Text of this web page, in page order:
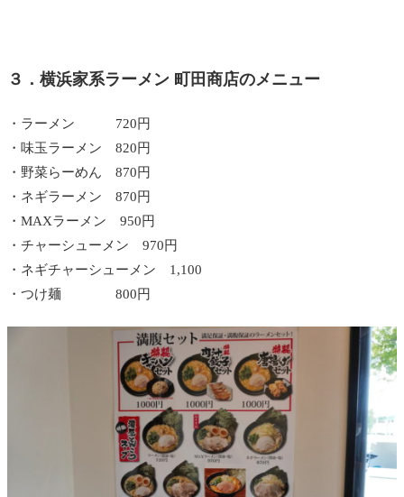
３．横浜家系ラーメン 町田商店のメニュー
・ラーメン 720円
・味玉ラーメン 820円
・野菜らーめん 870円
・ネギラーメン 870円
・MAXラーメン 950円
・チャーシューメン 970円
・ネギチャーシューメン 1,100
・つけ麺 800円